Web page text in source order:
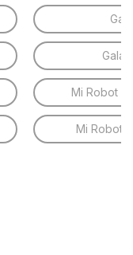
Mi Robot
Mi Robot